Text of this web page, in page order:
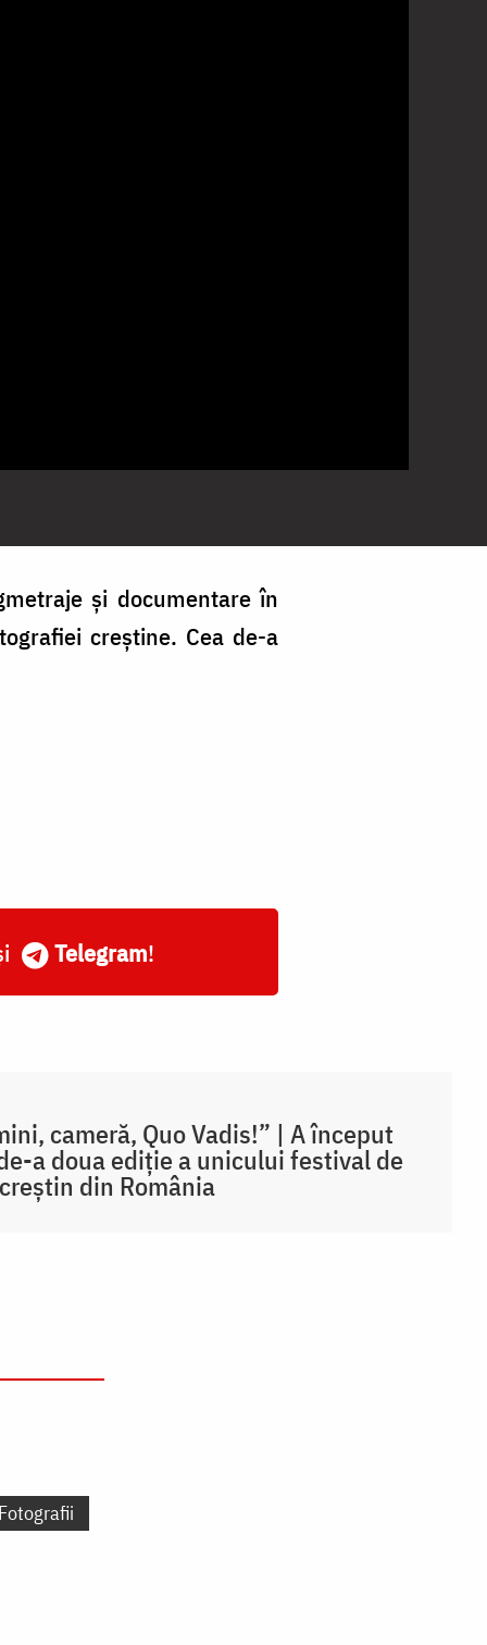
și documentare în
creștine. Cea de-a
Telegram!
cameră, Quo Vadis!” | A început
a doua ediție a unicului festival de
din România
Fotografii